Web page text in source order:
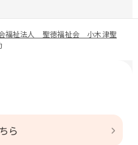
福祉法人 聖徳福祉会 小木津聖
ら